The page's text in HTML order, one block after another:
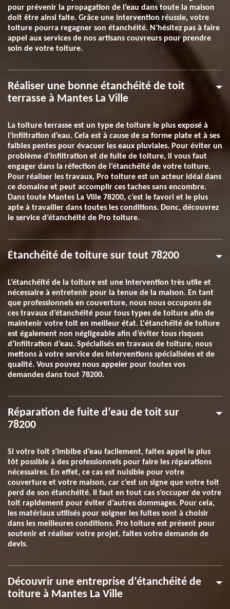
pour prévenir la propagation de l’eau dans toute la maison
doit être ainsi faite. Grâce une intervention réussie, votre
toiture pourra regagner son étanchéité. N’hésitez pas à faire
appel aux services de nos artisans couvreurs pour prendre
soin de votre toiture.
Réaliser une bonne étanchéité de toit
terrasse à Mantes La Ville
La toiture terrasse est un type de toiture le plus exposé à
l’infiltration d’eau. Cela est à cause de sa forme plate et à ses
faibles pentes pour évacuer les eaux pluviales. Pour éviter un
problème d’infiltration et de fuite de toiture, il vous faut
engager dans la réfection de l’étanchéité de votre toiture.
Pour réaliser les travaux, Pro toiture est un acteur idéal dans
ce domaine et peut accomplir ces taches sans encombre.
Dans toute Mantes La Ville 78200, c’est le favori et le plus
apte à travailler dans toutes les conditions. Donc, découvrez
le service d’étanchéité de Pro toiture.
Étanchéité de toiture sur tout 78200
L’étanchéité de la toiture est une intervention très utile et
nécessaire à entretenir pour la tenue de la maison. En tant
que professionnels en couverture, nous nous occupons de
ces travaux d’étanchéité pour tous types de toiture afin de
maintenir votre toit en meilleur état. L'étanchéité de toiture
est également non négligeable afin d’éviter tous risques
d’infiltration d’eau. Spécialisés en travaux de toiture, nous
mettons à votre service des interventions spécialisées et de
qualité. Vous pouvez nous appeler pour toutes vos
demandes dans tout 78200.
Réparation de fuite d’eau de toit sur
78200
Si votre toit s’imbibe d’eau facilement, faites appel le plus
tôt possible à des professionnels pour faire les réparations
nécessaires. En effet, ce cas est nuisible pour votre
couverture et votre maison, car c’est un signe que votre toit
perd de son étanchéité. Il faut en tout cas s’occuper de votre
toit rapidement pour éviter d’autres dommages. Pour cela,
les matériaux utilisés pour soigner les fuites sont à choisir
dans les meilleures conditions. Pro toiture est présent pour
soutenir et réaliser votre projet, faites votre demande de
devis.
Découvrir une entreprise d’étanchéité de
toiture à Mantes La Ville